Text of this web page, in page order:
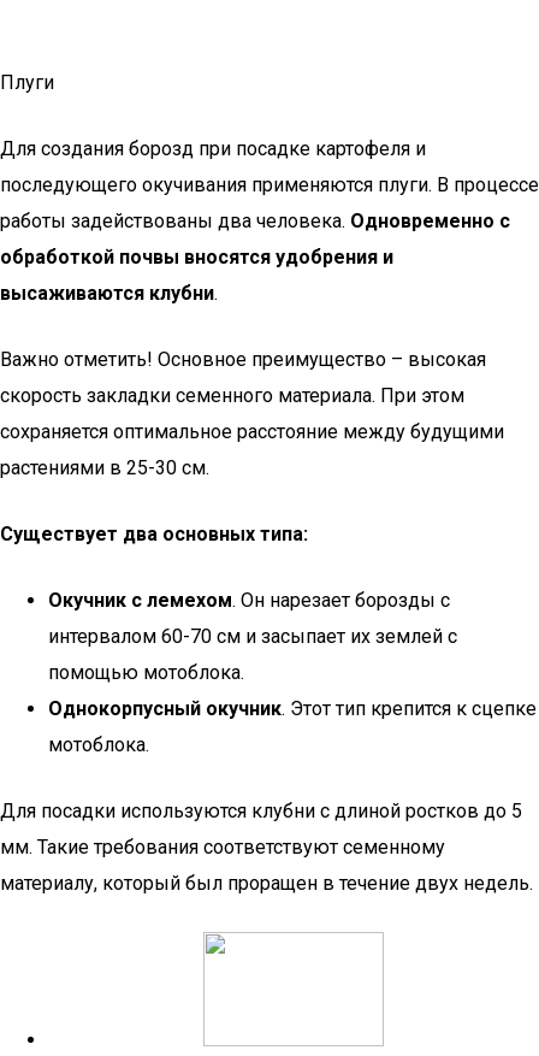
Плуги
Для создания борозд при посадке картофеля и
последующего окучивания применяются плуги. В процессе
работы задействованы два человека. Одновременно с
обработкой почвы вносятся удобрения и
высаживаются клубни.
Важно отметить! Основное преимущество – высокая
скорость закладки семенного материала. При этом
сохраняется оптимальное расстояние между будущими
растениями в 25-30 см.
Существует два основных типа:
Окучник с лемехом. Он нарезает борозды с
интервалом 60-70 см и засыпает их землей с
помощью мотоблока.
Однокорпусный окучник. Этот тип крепится к сцепке
мотоблока.
Для посадки используются клубни с длиной ростков до 5
мм. Такие требования соответствуют семенному
материалу, который был проращен в течение двух недель.